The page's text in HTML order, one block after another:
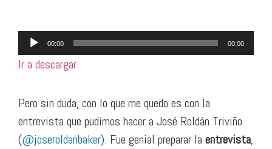
Reproductor
de
00:00 00:00
Ir a descargar
Pero sin duda, con lo que me quedo es con la
entrevista que pudimos hacer a José Roldán Triviño
(@joseroldanbaker). Fue genial preparar la entrevista,